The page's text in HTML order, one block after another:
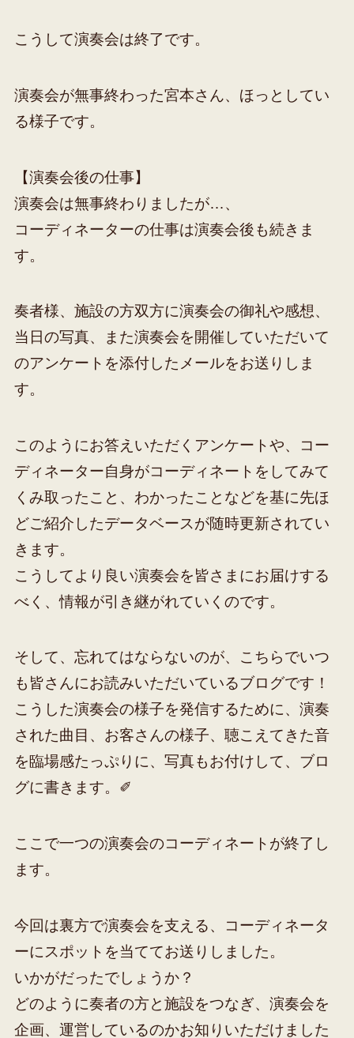
こうして演奏会は終了です。
演奏会が無事終わった宮本さん、ほっとしてい
る様子です。
【演奏会後の仕事】
演奏会は無事終わりましたが…、
コーディネーターの仕事は演奏会後も続きま
す。
奏者様、施設の方双方に演奏会の御礼や感想、
当日の写真、また演奏会を開催していただいて
のアンケートを添付したメールをお送りしま
す。
このようにお答えいただくアンケートや、コー
ディネーター自身がコーディネートをしてみて
くみ取ったこと、わかったことなどを基に先ほ
どご紹介したデータベースが随時更新されてい
きます。
こうしてより良い演奏会を皆さまにお届けする
べく、情報が引き継がれていくのです。
そして、忘れてはならないのが、こちらでいつ
も皆さんにお読みいただいているブログです！
こうした演奏会の様子を発信するために、演奏
された曲目、お客さんの様子、聴こえてきた音
を臨場感たっぷりに、写真もお付けして、ブロ
グに書きます。✐
ここで一つの演奏会のコーディネートが終了し
ます。
今回は裏方で演奏会を支える、コーディネータ
ーにスポットを当ててお送りしました。
いかがだったでしょうか？
どのように奏者の方と施設をつなぎ、演奏会を
企画、運営しているのかお知りいただけました